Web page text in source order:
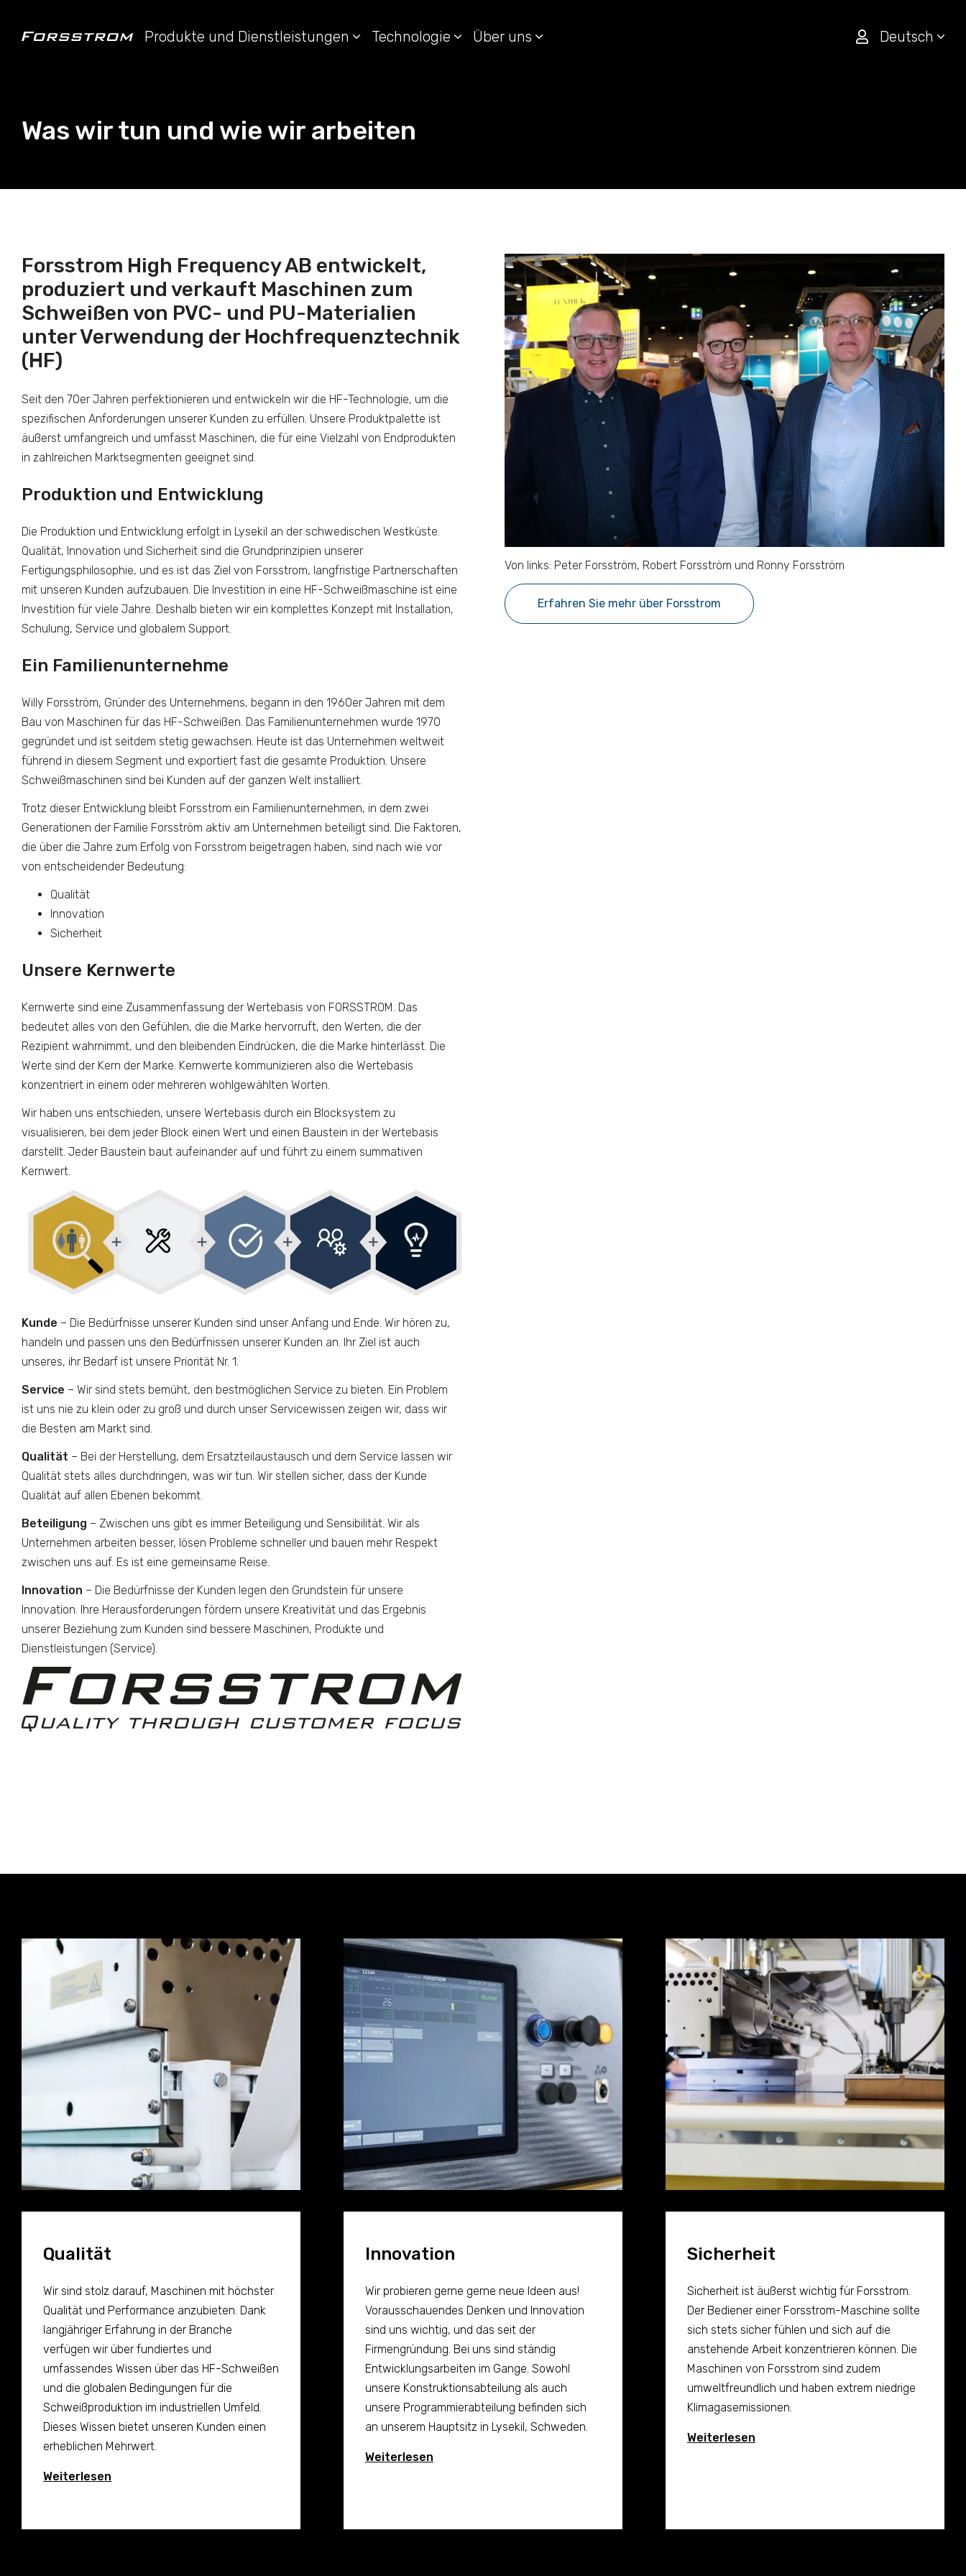
Produkte und Dienstleistungen Technologie Über uns Deutsch
Was wir tun und wie wir arbeiten
Forsstrom High Frequency AB entwickelt,
produziert und verkauft Maschinen zum
Schweißen von PVC- und PU-Materialien
unter Verwendung der Hochfrequenztechnik
(HF)
Seit den 70er Jahren perfektionieren und entwickeln wir die HF-Technologie, um die
spezifischen Anforderungen unserer Kunden zu erfüllen. Unsere Produktpalette ist
äußerst umfangreich und umfasst Maschinen, die für eine Vielzahl von Endprodukten
in zahlreichen Marktsegmenten geeignet sind.
Produktion und Entwicklung
Die Produktion und Entwicklung erfolgt in Lysekil an der schwedischen Westküste.
Qualität, Innovation und Sicherheit sind die Grundprinzipien unserer
Fertigungsphilosophie, und es ist das Ziel von Forsstrom, langfristige Partnerschaften
mit unseren Kunden aufzubauen. Die Investition in eine HF-Schweißmaschine ist eine
Investition für viele Jahre. Deshalb bieten wir ein komplettes Konzept mit Installation,
Schulung, Service und globalem Support.
Ein Familienunternehme
Willy Forsström, Gründer des Unternehmens, begann in den 1960er Jahren mit dem
Bau von Maschinen für das HF-Schweißen. Das Familienunternehmen wurde 1970
gegründet und ist seitdem stetig gewachsen. Heute ist das Unternehmen weltweit
führend in diesem Segment und exportiert fast die gesamte Produktion. Unsere
Schweißmaschinen sind bei Kunden auf der ganzen Welt installiert.
Trotz dieser Entwicklung bleibt Forsstrom ein Familienunternehmen, in dem zwei
Generationen der Familie Forsström aktiv am Unternehmen beteiligt sind. Die Faktoren,
die über die Jahre zum Erfolg von Forsstrom beigetragen haben, sind nach wie vor
von entscheidender Bedeutung:
Qualität
Innovation
Sicherheit
Unsere Kernwerte
Kernwerte sind eine Zusammenfassung der Wertebasis von FORSSTROM. Das
bedeutet alles von den Gefühlen, die die Marke hervorruft, den Werten, die der
Rezipient wahrnimmt, und den bleibenden Eindrücken, die die Marke hinterlässt. Die
Werte sind der Kern der Marke. Kernwerte kommunizieren also die Wertebasis
konzentriert in einem oder mehreren wohlgewählten Worten.
Wir haben uns entschieden, unsere Wertebasis durch ein Blocksystem zu
visualisieren, bei dem jeder Block einen Wert und einen Baustein in der Wertebasis
darstellt. Jeder Baustein baut aufeinander auf und führt zu einem summativen
Kernwert.
Kunde – Die Bedürfnisse unserer Kunden sind unser Anfang und Ende. Wir hören zu,
handeln und passen uns den Bedürfnissen unserer Kunden an. Ihr Ziel ist auch
unseres, ihr Bedarf ist unsere Priorität Nr. 1.
Service – Wir sind stets bemüht, den bestmöglichen Service zu bieten. Ein Problem
ist uns nie zu klein oder zu groß und durch unser Servicewissen zeigen wir, dass wir
die Besten am Markt sind.
Qualität – Bei der Herstellung, dem Ersatzteilaustausch und dem Service lassen wir
Qualität stets alles durchdringen, was wir tun. Wir stellen sicher, dass der Kunde
Qualität auf allen Ebenen bekommt.
Beteiligung – Zwischen uns gibt es immer Beteiligung und Sensibilität. Wir als
Unternehmen arbeiten besser, lösen Probleme schneller und bauen mehr Respekt
zwischen uns auf. Es ist eine gemeinsame Reise.
Innovation – Die Bedürfnisse der Kunden legen den Grundstein für unsere
Innovation. Ihre Herausforderungen fördern unsere Kreativität und das Ergebnis
unserer Beziehung zum Kunden sind bessere Maschinen, Produkte und
Dienstleistungen (Service).
Von links: Peter Forsström, Robert Forsström und Ronny Forsström
Erfahren Sie mehr über Forsstrom
Qualität
Wir sind stolz darauf, Maschinen mit höchster
Qualität und Performance anzubieten. Dank
langjähriger Erfahrung in der Branche
verfügen wir über fundiertes und
umfassendes Wissen über das HF-Schweißen
und die globalen Bedingungen für die
Schweißproduktion im industriellen Umfeld.
Dieses Wissen bietet unseren Kunden einen
erheblichen Mehrwert.
Weiterlesen
Innovation
Wir probieren gerne gerne neue Ideen aus!
Vorausschauendes Denken und Innovation
sind uns wichtig, und das seit der
Firmengründung. Bei uns sind ständig
Entwicklungsarbeiten im Gange. Sowohl
unsere Konstruktionsabteilung als auch
unsere Programmierabteilung befinden sich
an unserem Hauptsitz in Lysekil, Schweden.
Weiterlesen
Sicherheit
Sicherheit ist äußerst wichtig für Forsstrom.
Der Bediener einer Forsstrom-Maschine sollte
sich stets sicher fühlen und sich auf die
anstehende Arbeit konzentrieren können. Die
Maschinen von Forsstrom sind zudem
umweltfreundlich und haben extrem niedrige
Klimagasemissionen.
Weiterlesen